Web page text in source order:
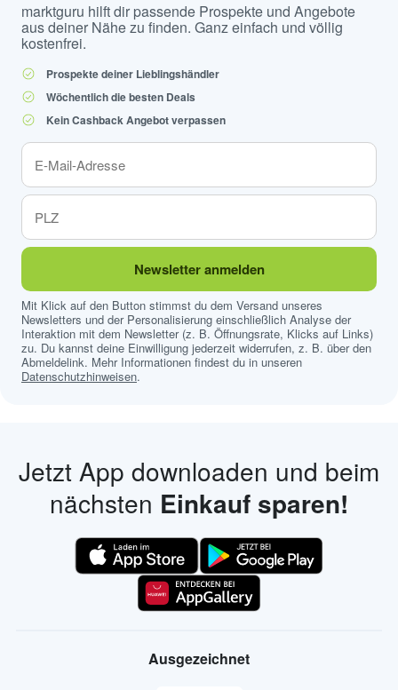
marktguru hilft dir passende Prospekte und Angebote
aus deiner Nähe zu finden. Ganz einfach und völlig
kostenfrei.
Prospekte deiner Lieblingshändler
Wöchentlich die besten Deals
Kein Cashback Angebot verpassen
Newsletter anmelden
Mit Klick auf den Button stimmst du dem Versand unseres
Newsletters und der Personalisierung einschließlich Analyse der
Interaktion mit dem Newsletter (z. B. Öffnungsrate, Klicks auf Links)
zu. Du kannst deine Einwilligung jederzeit widerrufen, z. B. über den
Abmeldelink. Mehr Informationen findest du in unseren
Datenschutzhinweisen.
Jetzt App downloaden und beim
nächsten Einkauf sparen!
Ausgezeichnet